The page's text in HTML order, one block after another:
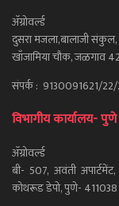
ॲग्रोवर्ल्ड
दुसरा मजला,बालाजी संकुल,
खाँजामिया चौक, जळगाव
संपर्क : 9130091621/
विभागीय कार्यालय- पुणे
ॲग्रोवर्ल्ड
बी- 507, अवंती
कोथरूड डेपो, पुणे- 411038